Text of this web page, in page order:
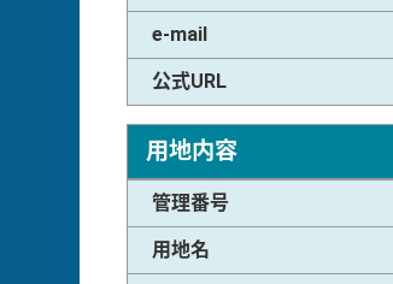
e-mail
公式URL
用地内容
管理番号
用地名